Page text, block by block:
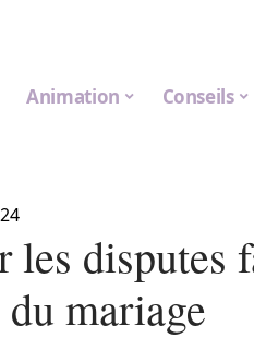
Animation Conseils
les disputes
mariage